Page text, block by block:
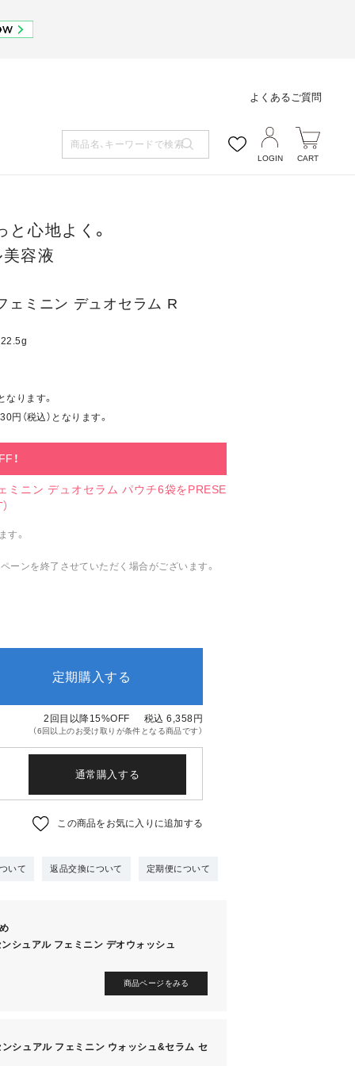
よくあるご質問
LOGIN CART
と心地よく。
容液
ェミニン デュオセラム R
ります。
（税込）となります。
！
ミニン デュオセラム パウチ6袋をPRESE
。
ンを終了させていただく場合がございます。
定期購入する
2回目以降15%OFF 税込 6,358 円
（6回以上のお受け取りが条件となる商品です）
通常購入する
この商品をお気に入りに追加する
いて 返品交換について 定期便について
シュアル フェミニン デオウォッシュ
商品ページをみる
シュアル フェミニン ウォッシュ&セラム セ